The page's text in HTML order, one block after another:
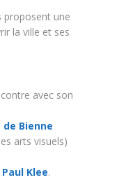
proposent une
la ville et ses
avec son
Bienne
arts visuels)
Klee.